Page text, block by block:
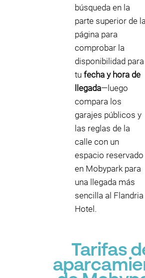
búsqueda en la
parte superior de la
página para
comprobar la
disponibilidad para
tu fecha y hora de
llegada—luego
compara los
garajes públicos y
las reglas de la
calle con un
espacio reservado
en Mobypark para
una llegada más
sencilla al Flandria
Hotel.
Tarifas